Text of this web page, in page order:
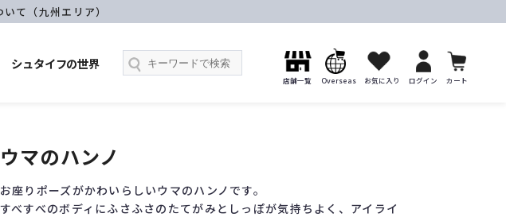
て（九州エリア）
シュタイフの世界
店舗一覧 Overseas お気に入り ログイン カート
ウマのハンノ
お座りポーズがかわいらしいウマのハンノです。
すべすべのボディにふさふさのたてがみとしっぽが気持ちよく、アイライ